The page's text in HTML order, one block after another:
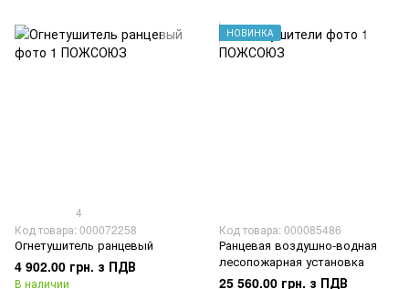
4
Код товара: 000072258
Огнетушитель ранцевый
4 902.00 грн. з ПДВ
В наличии
НОВИНКА
Код товара: 000085486
Ранцевая воздушно-водная
лесопожарная установка
25 560.00 грн. з ПДВ